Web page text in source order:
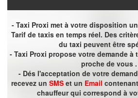
- Taxi Proxi met à votre disposition
Tarif de taxis en temps réel. Des
du taxi peuvent être
- Taxi Proxi propose votre demande
proche de vous .
- Dés l'acceptation de votre
recevez un SMSet un Email
chauffeur qui correspond à